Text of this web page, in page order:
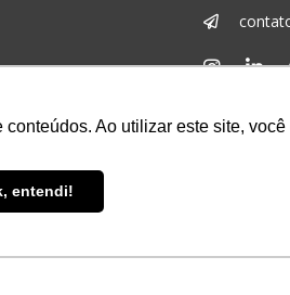
Ao utilizar este site,
entendi!